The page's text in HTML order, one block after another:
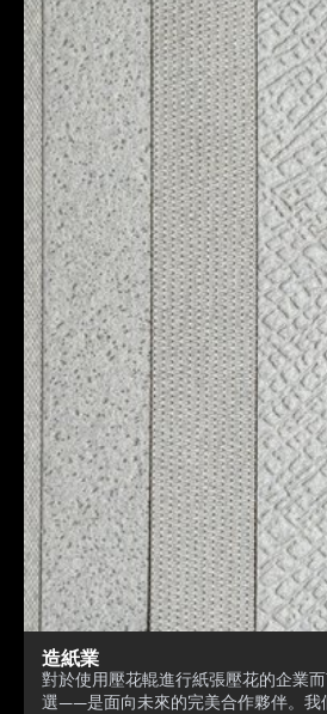
造紙業
對於使用壓花輥進行紙張壓花的企業
選——是面向未來的完美合作夥伴。我